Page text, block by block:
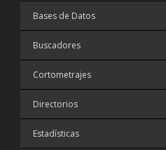
Bases de Datos
Buscadores
Cortometrajes
Directorios
Estadísticas